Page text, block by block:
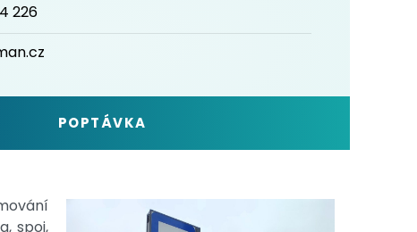
226
POPTÁVKA
spoj,